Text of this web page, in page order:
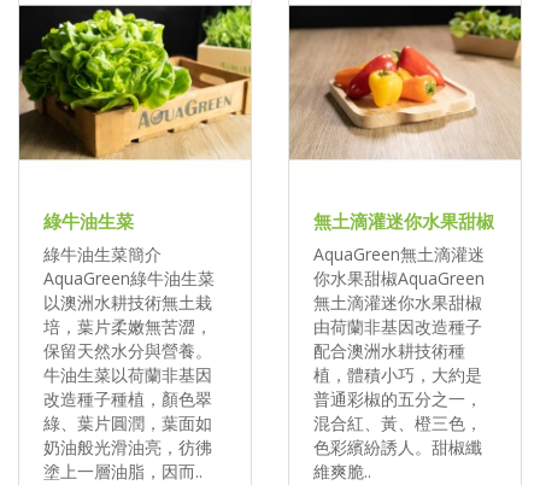
綠牛油生菜
綠牛油生菜簡介
AquaGreen綠牛油生菜
以澳洲水耕技術無土栽
培，葉片柔嫩無苦澀，
保留天然水分與營養。
牛油生菜以荷蘭非基因
改造種子種植，顏色翠
綠、葉片圓潤，葉面如
奶油般光滑油亮，彷彿
塗上一層油脂，因而..
無土滴灌迷你水果甜椒
AquaGreen無土滴灌迷
你水果甜椒AquaGreen
無土滴灌迷你水果甜椒
由荷蘭非基因改造種子
配合澳洲水耕技術種
植，體積小巧，大約是
普通彩椒的五分之一，
混合紅、黃、橙三色，
色彩繽紛誘人。甜椒纖
維爽脆..